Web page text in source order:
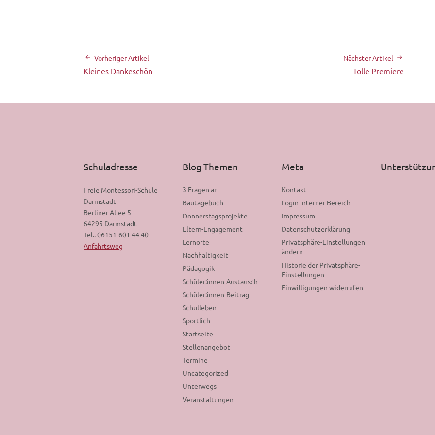
Vorheriger Artikel
Kleines Dankeschön
Nächster Artikel
Tolle Premiere
Schuladresse
Freie Montessori-Schule
Darmstadt
Berliner Allee 5
64295 Darmstadt
Tel.: 06151-601 44 40
Anfahrtsweg
Blog Themen
3 Fragen an
Bautagebuch
Donnerstagsprojekte
Eltern-Engagement
Lernorte
Nachhaltigkeit
Pädagogik
Schüler:innen-Austausch
Schüler:innen-Beitrag
Schulleben
Sportlich
Startseite
Stellenangebot
Termine
Uncategorized
Unterwegs
Veranstaltungen
Meta
Kontakt
Login interner Bereich
Impressum
Datenschutzerklärung
Privatsphäre-Einstellungen
ändern
Historie der Privatsphäre-
Einstellungen
Einwilligungen widerrufen